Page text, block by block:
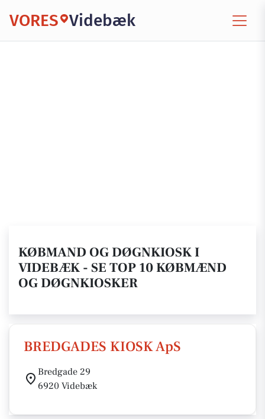
VORES Videbæk
KØBMAND OG DØGNKIOSK I
VIDEBÆK - SE TOP 10 KØBMÆND
OG DØGNKIOSKER
BREDGADES KIOSK ApS
Bredgade 29
6920 Videbæk